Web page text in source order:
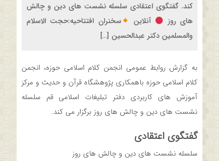
کند. گفتگوی اعتقادی سلسله نشست های دین و چالش
های روز
آنلاین
سخنران افتتاحیه:حجت الاسلام
والمسلمین دکتر عبدالحسین […]
به گزارش روابط عمومی انجمن کلام اسلامی حوزه، انجمن
کلام اسلامی حوزه باهمکاری پژوهشگاه قرآن و حدیث و مرکز
آموزش های کاربردی دفتر تبلیغات اسلامی قم سلسله
نشست های دین و چالش های روز برگزار می کند.
گفتگوی اعتقادی
سلسله نشست های دین و چالش های روز